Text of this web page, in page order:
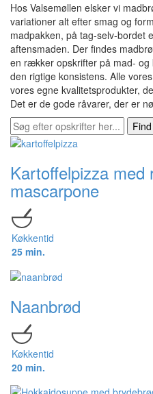
Hos Valsemøllen elsker vi
variationer alt efter smag og
madpakken, på tag-selv-bordet
aftensmaden. Der findes
en rækker opskrifter på mad-
den rigtige konsistens. Alle
vores egne kvalitetsprodukter,
Det er de gode råvarer, der er
Find
Kartoffelpizza med
mascarpone
Køkkentid
25 min.
Naanbrød
Køkkentid
20 min.